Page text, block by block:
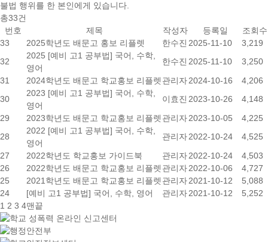
불법 행위를 한 본인에게 있습니다.
총33건
번호
제목 작성자 등록일
조회수
33
2025학년도 배문고 홍보 리플렛 한수진 2025-11-10
3,219
32
2025 [예비 고1 공부법] 국어, 수학,
영어
한수진 2025-11-10
3,250
31
2024학년도 배문고 학교홍보 리플렛 관리자2024-10-16
4,206
30
2023 [예비 고1 공부법] 국어, 수학,
영어
이효진 2023-10-26
4,148
29
2023학년도 배문고 학교홍보 리플렛 관리자2023-10-05
4,225
28
2022 [예비 고1 공부법] 국어, 수학,
영어
관리자2022-10-24
4,525
27
2022학년도 학교홍보 가이드북 관리자2022-10-24
4,503
26
2022학년도 배문고 학교홍보 리플렛 관리자2022-10-06
4,727
25
2021학년도 배문고 학교홍보 리플렛 관리자2021-10-12
5,088
24
[예비 고1 공부법] 국어, 수학, 영어 관리자2021-10-12
5,252
1 2 3 4맨끝